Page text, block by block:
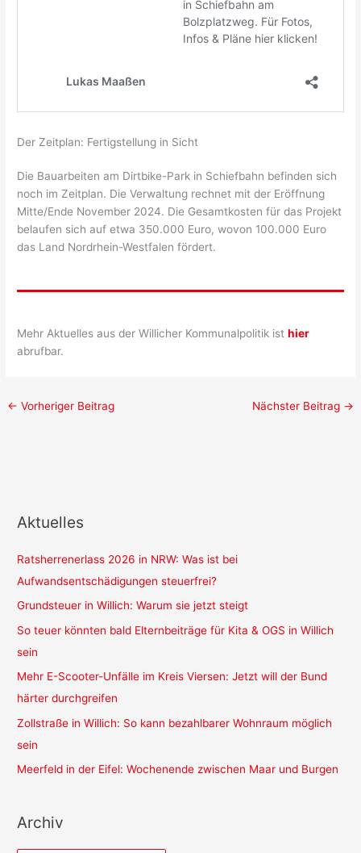
Der Zeitplan: Fertigstellung in Sicht
Die Bauarbeiten am Dirtbike-Park in Schiefbahn befinden sich
noch im Zeitplan. Die Verwaltung rechnet mit der Eröffnung
Mitte/Ende November 2024. Die Gesamtkosten für das Projekt
belaufen sich auf etwa 350.000 Euro, wovon 100.000 Euro
das Land Nordrhein-Westfalen fördert.
Mehr Aktuelles aus der Willicher Kommunalpolitik isthier
abrufbar.
← Vorheriger Beitrag Nächster Beitrag →
Aktuelles
Ratsherrenerlass 2026 in NRW: Was ist bei
Aufwandsentschädigungen steuerfrei?
Grundsteuer in Willich: Warum sie jetzt steigt
So teuer könnten bald Elternbeiträge für Kita & OGS in Willich
sein
Mehr E-Scooter-Unfälle im Kreis Viersen: Jetzt will der Bund
härter durchgreifen
Zollstraße in Willich: So kann bezahlbarer Wohnraum möglich
sein
Meerfeld in der Eifel: Wochenende zwischen Maar und Burgen
Archiv